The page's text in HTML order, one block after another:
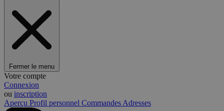
Fermer le menu
Votre compte
Connexion
ou inscription
Aperçu Profil personnel Commandes Adresses